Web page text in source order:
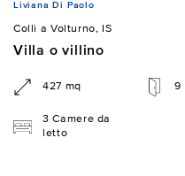
Liviana Di Paolo
Colli a Volturno, IS
Villa o villino
427 mq 9
3 Camere da
letto